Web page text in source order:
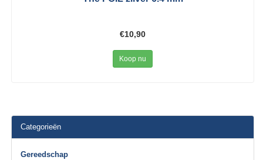
€10,90
Koop nu
Categorieën
Gereedschap